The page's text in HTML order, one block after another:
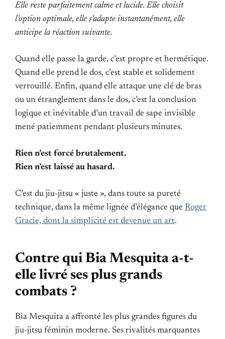
Elle reste parfaitement calme et lucide. Elle choisit
l’option optimale, elle s’adapte instantanément, elle
anticipe la réaction suivante.
Quand elle passe la garde, c’est propre et hermétique.
Quand elle prend le dos, c’est stable et solidement
verrouillé. Enfin, quand elle attaque une clé de bras
ou un étranglement dans le dos, c’est la conclusion
logique et inévitable d’un travail de sape invisible
mené patiemment pendant plusieurs minutes.
Rien n’est forcé brutalement.
Rien n’est laissé au hasard.
C’est du jiu-jitsu « juste », dans toute sa pureté
technique, dans la même lignée d’élégance que Roger
Gracie, dont la simplicité est devenue un art.
Contre qui Bia Mesquita a-t-
elle livré ses plus grands
combats ?
Bia Mesquita a affronté les plus grandes figures du
jiu-jitsu féminin moderne. Ses rivalités marquantes